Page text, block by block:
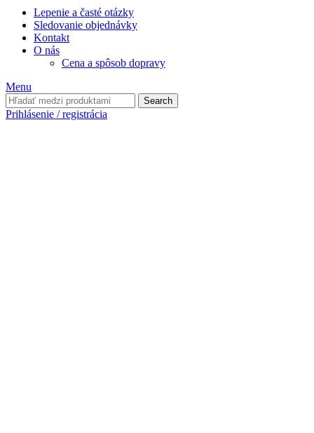
Lepenie a časté otázky
Sledovanie objednávky
Kontakt
O nás
Cena a spôsob dopravy
Menu
Search
Prihlásenie / registrácia